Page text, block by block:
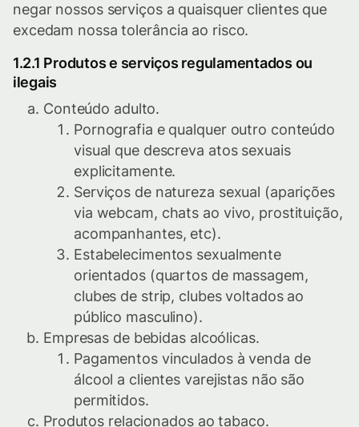
negar nossos serviços a quaisquer clientes que
excedam nossa tolerância ao risco.
1.2.1 Produtos e serviços regulamentados ou
ilegais
Conteúdo adulto.
Pornografia e qualquer outro conteúdo
visual que descreva atos sexuais
explicitamente.
Serviços de natureza sexual (aparições
via webcam, chats ao vivo, prostituição,
acompanhantes, etc).
Estabelecimentos sexualmente
orientados (quartos de massagem,
clubes de strip, clubes voltados ao
público masculino).
Empresas de bebidas alcoólicas.
Pagamentos vinculados à venda de
álcool a clientes varejistas não são
permitidos.
Produtos relacionados ao tabaco.